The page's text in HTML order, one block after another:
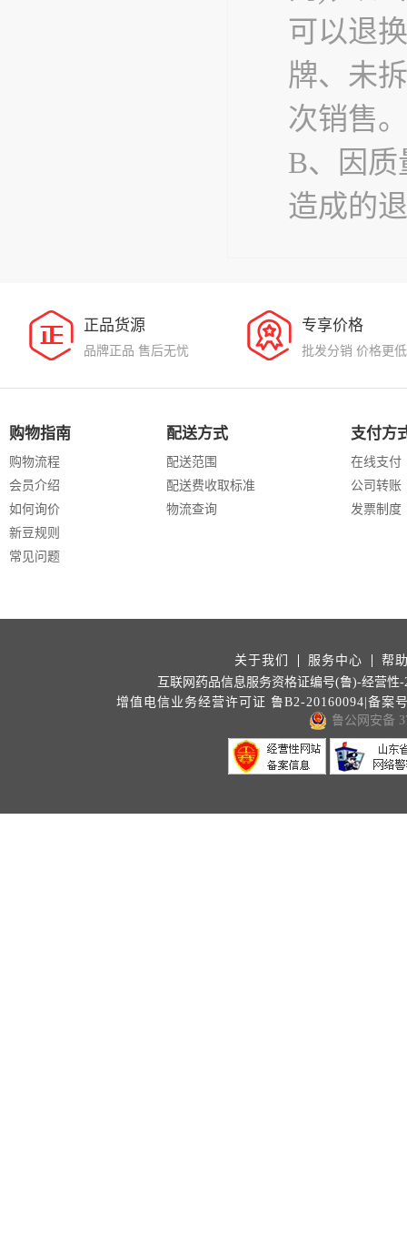
可以退
牌、未
次销售。
B、因
造成的
正品货源
品牌正品 售后无忧
专享价格
批发分销 价格更低
购物指南
购物流程
会员介绍
如何询价
新豆规则
常见问题
配送方式
配送范围
配送费收取标准
物流查询
支付方
在线支付
公司转账
发票制度
关于我们 服务中心
帮
互联网药品信息服务资格证编号(鲁)-经营性-
增值电信业务经营许可证 鲁B2-20160094|备案
鲁公网安备